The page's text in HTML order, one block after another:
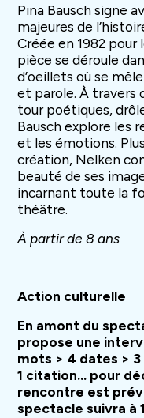
Pina Bausch signe
majeures de
Créée en 1982
pièce se déroule
d’oeillets où se
et parole. À travers
tour poétiques,
Bausch explore les
et les émotions.
création, Nelken
beauté de ses
incarnant toute la
théâtre.
À partir de 8 ans
Action culturelle
En amont du
propose une
mots > 4 dates >
1 citation… pour
rencontre est
spectacle suivra à